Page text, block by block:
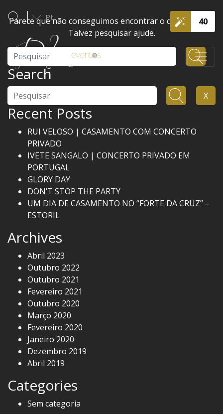
40
Pt
Parece que não conseguimos encontrar o que procura.
Talvez pesquisar ajude.
Search
Pesquisar X
Recent Posts
RUI VELOSO | CASAMENTO COM CONCERTO
PRIVADO
IVETE SANGALO | CONCERTO PRIVADO EM
PORTUGAL
GLORY DAY
DON’T STOP THE PARTY
UM DIA DE CASAMENTO NO “FORTE DA CRUZ” –
ESTORIL
Archives
Abril 2023
Outubro 2022
Outubro 2021
Fevereiro 2021
Outubro 2020
Março 2020
Fevereiro 2020
Janeiro 2020
Dezembro 2019
Abril 2019
Categories
Sem categoria